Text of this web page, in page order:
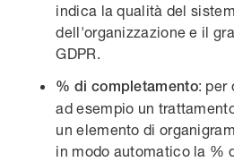
indica la qualità del
dell'organizzazione e il
GDPR.
% di completamento: per
ad esempio un
un elemento di
in modo automatico la %